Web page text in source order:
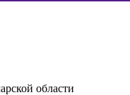
области